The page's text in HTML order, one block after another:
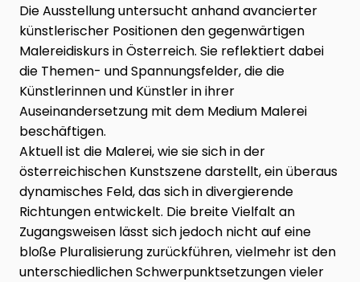
Die Ausstellung untersucht anhand avancierter
künstlerischer Positionen den gegenwärtigen
Malereidiskurs in Österreich. Sie reflektiert dabei
die Themen- und Spannungsfelder, die die
Künstlerinnen und Künstler in ihrer
Auseinandersetzung mit dem Medium Malerei
beschäftigen.
Aktuell ist die Malerei, wie sie sich in der
österreichischen Kunstszene darstellt, ein überaus
dynamisches Feld, das sich in divergierende
Richtungen entwickelt. Die breite Vielfalt an
Zugangsweisen lässt sich jedoch nicht auf eine
bloße Pluralisierung zurückführen, vielmehr ist den
unterschiedlichen Schwerpunktsetzungen vieler